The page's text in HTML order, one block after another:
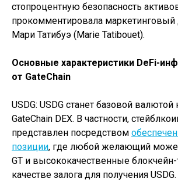
стопроцентную безопасность
прокомментировала маркетинговый
Мари Татибуэ (Marie Tatibouet).
Основные характеристики DeFi-
от GateChain
USDG: USDG станет базовой
GateChain DEX. В частности,
представлен посредством
позиции, где любой желающий
GT и высококачественные
качестве залога для получения